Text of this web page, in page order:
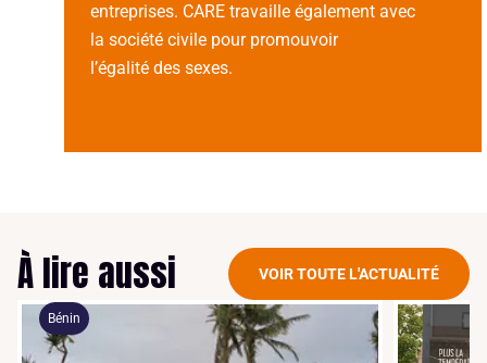
entreprises. CARE travaille également avec
la société civile pour promouvoir
l’égalité des sexes.
À lire aussi VOIR TOUTE L'ACTUALITÉ
Bénin